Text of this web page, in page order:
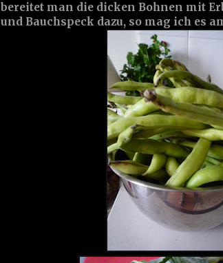
bereitet man die dicken Bohnen mit
und Bauchspeck dazu, so mag ich es